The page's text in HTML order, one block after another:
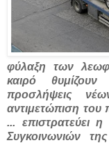
φύλαξη των
καιρό
προσλήψεις
αντιμετώπιση του
... επιστρατεύει
Συγκοινωνιών